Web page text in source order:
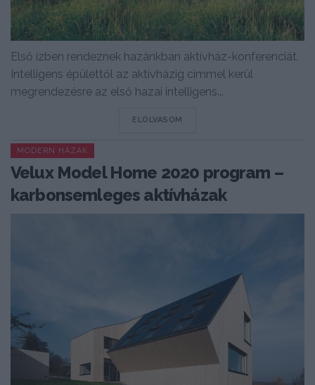
Első ízben rendeznek hazánkban aktívház-konferenciát.
Intelligens épülettől az aktívházig címmel kerül
megrendezésre az első hazai intelligens...
ELOLVASOM
MODERN HÁZAK
Velux Model Home 2020 program –
karbonsemleges aktívházak